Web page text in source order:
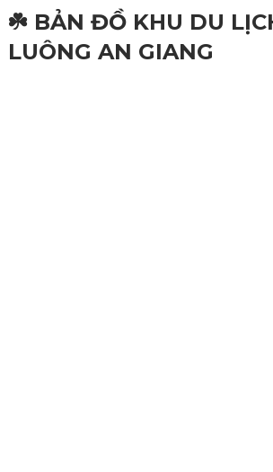
☘️ BẢN ĐỒ KHU DU
LUÔNG AN GIANG